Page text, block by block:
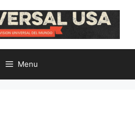
Menu